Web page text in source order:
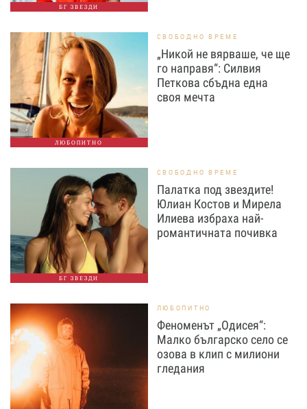
БГ ЗВЕЗДИ
ЛЮБОПИТНО
СВОБОДНО ВРЕМЕ
„Никой не вярваше, че ще
го направя“: Силвия
Петкова сбъдна една
своя мечта
БГ ЗВЕЗДИ
СВОБОДНО ВРЕМЕ
Палатка под звездите!
Юлиан Костов и Мирела
Илиева избраха най-
романтичната почивка
ЛЮБОПИТНО
Феноменът „Одисея“:
Малко българско село се
озова в клип с милиони
гледания